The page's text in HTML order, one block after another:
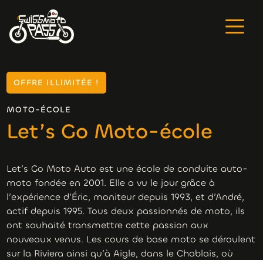
OFFRE ILLIMITÉE !
MOTO-ÉCOLE
Let’s Go Moto-école
Let’s Go Moto Auto est une école de conduite auto-
moto fondée en 2001. Elle a vu le jour grâce à
l’expérience d’Éric, moniteur depuis 1993, et d’André,
actif depuis 1995. Tous deux passionnés de moto, ils
ont souhaité transmettre cette passion aux
nouveaux venus. Les cours de base moto se déroulent
sur la Riviera ainsi qu’à Aigle, dans le Chablais, où